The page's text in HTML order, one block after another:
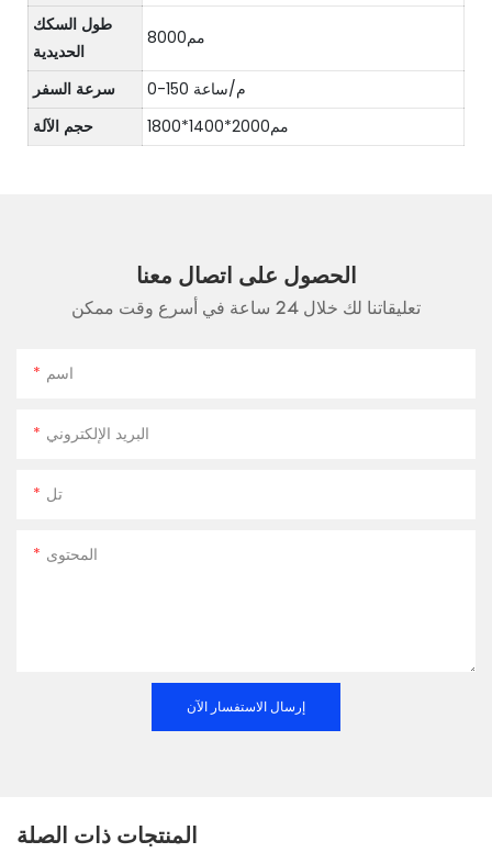
طول السكك
الحديدية
مم8000
سرعة السفر
0-150 م/ساعة
حجم الآلة
مم2000*1400*1800
الحصول على اتصال معنا
تعليقاتنا لك خلال 24 ساعة في أسرع وقت ممكن
اسم
البريد الإلكتروني
تل
المحتوى
إرسال الاستفسار الآن
المنتجات ذات الصلة